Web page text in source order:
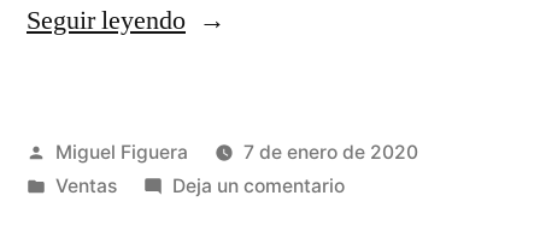
Seguir leyendo«Fases
de
ventas:
Publicado
por
Miguel Figuera
7 de enero de 2020
Publicado
Ventas Deja un comentarioen